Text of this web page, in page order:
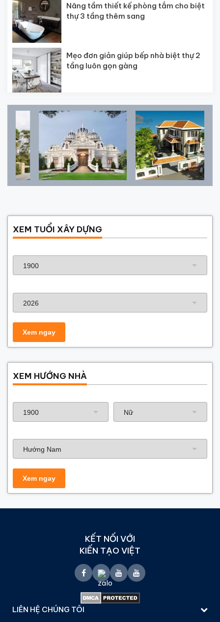
Nâng tầm thiết kế phòng tắm cho biệt
thự 3 tầng thêm sang
Mẹo đơn giản giúp bếp nhà biệt thự 2
tầng luôn gọn gàng
XEM TUỔI XÂY DỰNG
XEM HƯỚNG NHÀ
KẾT NỐI VỚI
KIẾN TẠO VIỆT
LIÊN HỆ CHÚNG TÔI